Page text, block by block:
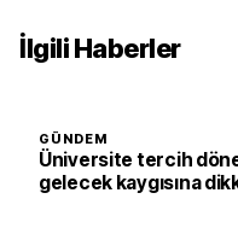
İlgili Haberler
GÜNDEM
Üniversite tercih
gelecek kaygısına